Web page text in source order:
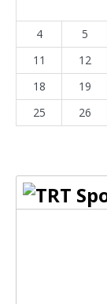
4
5
11
12
18
19
25
26